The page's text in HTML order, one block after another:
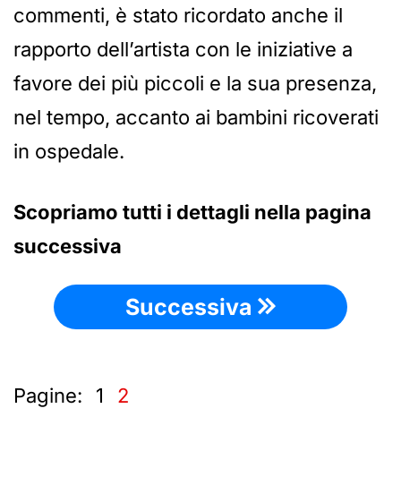
commenti, è stato ricordato anche il
rapporto dell’artista con le iniziative a
favore dei più piccoli e la sua presenza,
nel tempo, accanto ai bambini ricoverati
in ospedale.
Scopriamo tutti i dettagli nella pagina
successiva
Successiva
Pagine: 1 2